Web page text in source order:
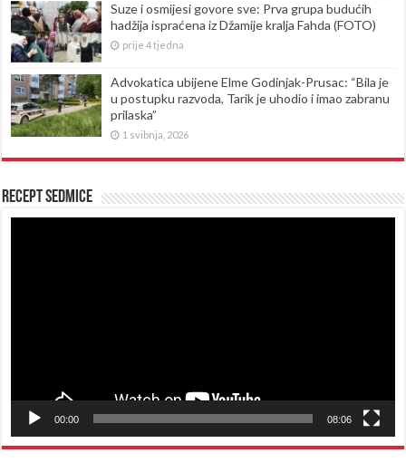
Suze i osmijesi govore sve: Prva grupa budućih
hadžija ispraćena iz Džamije kralja Fahda (FOTO)
prije 4 tjedna
Advokatica ubijene Elme Godinjak-Prusac: “Bila je
u postupku razvoda, Tarik je uhodio i imao zabranu
prilaska”
1 svibnja, 2026
Recept sedmice
00:00 08:06